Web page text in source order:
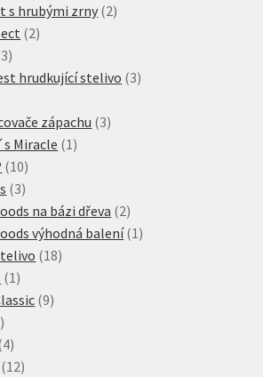
produkty
s hrubými zrny 22
22
33
produkty
hrudkující stelivo 33
zápachu 33
Miracle 11
1010
produktů
33
produkty
na bázi dřeva 22
produkty
výhodná balení 11
1818
11
produkt
99
5
produktů
44
produkty
1212